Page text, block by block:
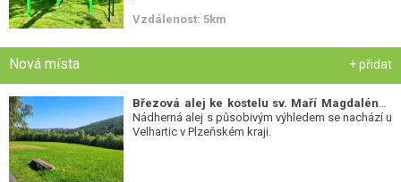
Vzdálenost: 5km
Nová místa + přidat
Březová alej ke kostelu sv. Maří Magdalény-
Nádherná alej s působivým výhledem se nachází u
Velhartic v Plzeňském kraji.